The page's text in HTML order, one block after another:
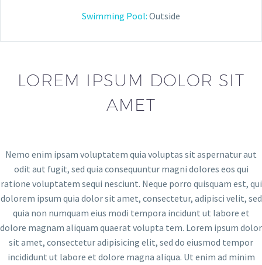
Swimming Pool: Outside
LOREM IPSUM DOLOR SIT
AMET
Nemo enim ipsam voluptatem quia voluptas sit aspernatur aut
odit aut fugit, sed quia consequuntur magni dolores eos qui
ratione voluptatem sequi nesciunt. Neque porro quisquam est, qui
dolorem ipsum quia dolor sit amet, consectetur, adipisci velit, sed
quia non numquam eius modi tempora incidunt ut labore et
dolore magnam aliquam quaerat volupta tem. Lorem ipsum dolor
sit amet, consectetur adipisicing elit, sed do eiusmod tempor
incididunt ut labore et dolore magna aliqua. Ut enim ad minim